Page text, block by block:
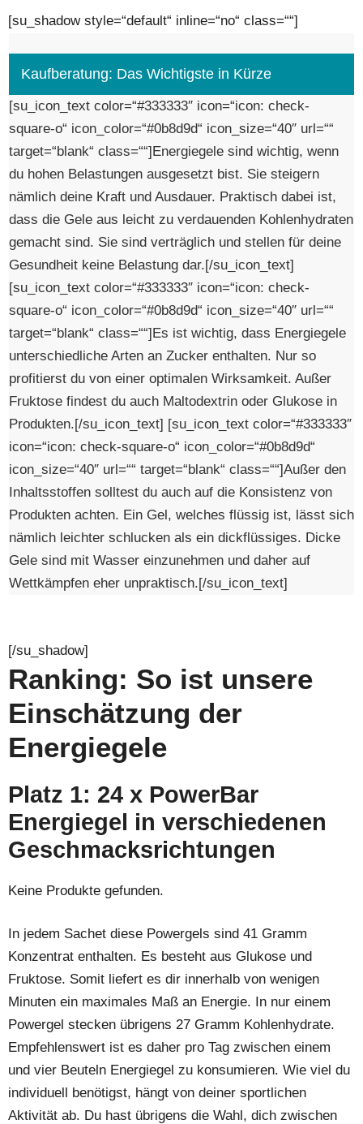
[su_shadow style=“default“ inline=“no“ class=““]
Kaufberatung: Das Wichtigste in Kürze
[su_icon_text color=“#333333″ icon=“icon: check-
square-o“ icon_color=“#0b8d9d“ icon_size=“40″ url=““
target=“blank“ class=““]Energiegele sind wichtig, wenn
du hohen Belastungen ausgesetzt bist. Sie steigern
nämlich deine Kraft und Ausdauer. Praktisch dabei ist,
dass die Gele aus leicht zu verdauenden Kohlenhydraten
gemacht sind. Sie sind verträglich und stellen für deine
Gesundheit keine Belastung dar.[/su_icon_text]
[su_icon_text color=“#333333″ icon=“icon: check-
square-o“ icon_color=“#0b8d9d“ icon_size=“40″ url=““
target=“blank“ class=““]Es ist wichtig, dass Energiegele
unterschiedliche Arten an Zucker enthalten. Nur so
profitierst du von einer optimalen Wirksamkeit. Außer
Fruktose findest du auch Maltodextrin oder Glukose in
Produkten.[/su_icon_text] [su_icon_text color=“#333333″
icon=“icon: check-square-o“ icon_color=“#0b8d9d“
icon_size=“40″ url=““ target=“blank“ class=““]Außer den
Inhaltsstoffen solltest du auch auf die Konsistenz von
Produkten achten. Ein Gel, welches flüssig ist, lässt sich
nämlich leichter schlucken als ein dickflüssiges. Dicke
Gele sind mit Wasser einzunehmen und daher auf
Wettkämpfen eher unpraktisch.[/su_icon_text]
[/su_shadow]
Ranking: So ist unsere
Einschätzung der
Energiegele
Platz 1: 24 x PowerBar
Energiegel in verschiedenen
Geschmacksrichtungen
Keine Produkte gefunden.
In jedem Sachet diese Powergels sind 41 Gramm
Konzentrat enthalten. Es besteht aus Glukose und
Fruktose. Somit liefert es dir innerhalb von wenigen
Minuten ein maximales Maß an Energie. In nur einem
Powergel stecken übrigens 27 Gramm Kohlenhydrate.
Empfehlenswert ist es daher pro Tag zwischen einem
und vier Beuteln Energiegel zu konsumieren. Wie viel du
individuell benötigst, hängt von deiner sportlichen
Aktivität ab. Du hast übrigens die Wahl, dich zwischen